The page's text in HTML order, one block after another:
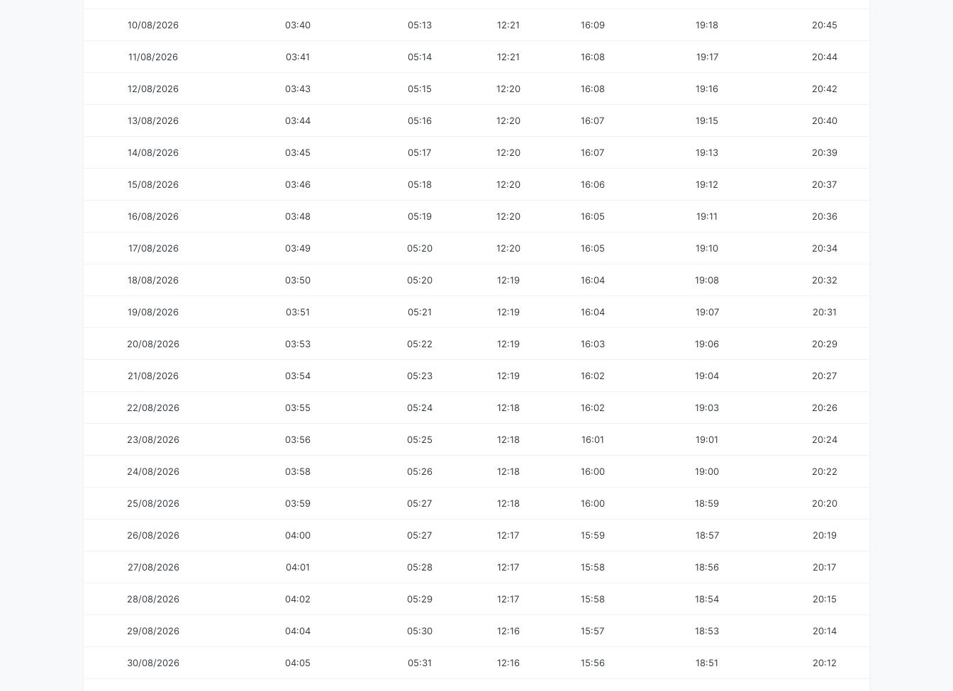
10/08/2026 03:40 05:13 12:21 16:09 19:18 20:45
11/08/2026 03:41 05:14 12:21 16:08 19:17 20:44
12/08/2026 03:43 05:15 12:20 16:08 19:16 20:42
13/08/2026 03:44 05:16 12:20 16:07 19:15 20:40
14/08/2026 03:45 05:17 12:20 16:07 19:13 20:39
15/08/2026 03:46 05:18 12:20 16:06 19:12 20:37
16/08/2026 03:48 05:19 12:20 16:05 19:11 20:36
17/08/2026 03:49 05:20 12:20 16:05 19:10 20:34
18/08/2026 03:50 05:20 12:19 16:04 19:08 20:32
19/08/2026 03:51 05:21 12:19 16:04 19:07 20:31
20/08/2026 03:53 05:22 12:19 16:03 19:06 20:29
21/08/2026 03:54 05:23 12:19 16:02 19:04 20:27
22/08/2026 03:55 05:24 12:18 16:02 19:03 20:26
23/08/2026 03:56 05:25 12:18 16:01 19:01 20:24
24/08/2026 03:58 05:26 12:18 16:00 19:00 20:22
25/08/2026 03:59 05:27 12:18 16:00 18:59 20:20
26/08/2026 04:00 05:27 12:17 15:59 18:57 20:19
27/08/2026 04:01 05:28 12:17 15:58 18:56 20:17
28/08/2026 04:02 05:29 12:17 15:58 18:54 20:15
29/08/2026 04:04 05:30 12:16 15:57 18:53 20:14
30/08/2026 04:05 05:31 12:16 15:56 18:51 20:12